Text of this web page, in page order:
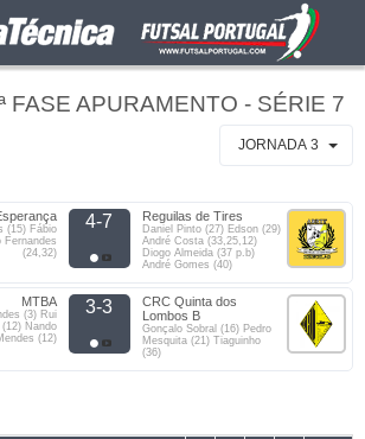
FASE APURAMENTO - SÉRIE 7
JORNADA 3
(15) Fábio
Fernandes
(24,32)
4-7 Reguilas de Tires
Daniel Pinto (27) Edson (29)
André Costa (33,25,12)
Diogo Almeida (37 p.b)
André Gomes (40)
MTBA
(3) Rui
(12) Nando
(12)
3-3
CRC Quinta dos
Lombos B
Gonçalo Sobral (16) Pedro
Mesquita (21) Tiaguinho
(36)